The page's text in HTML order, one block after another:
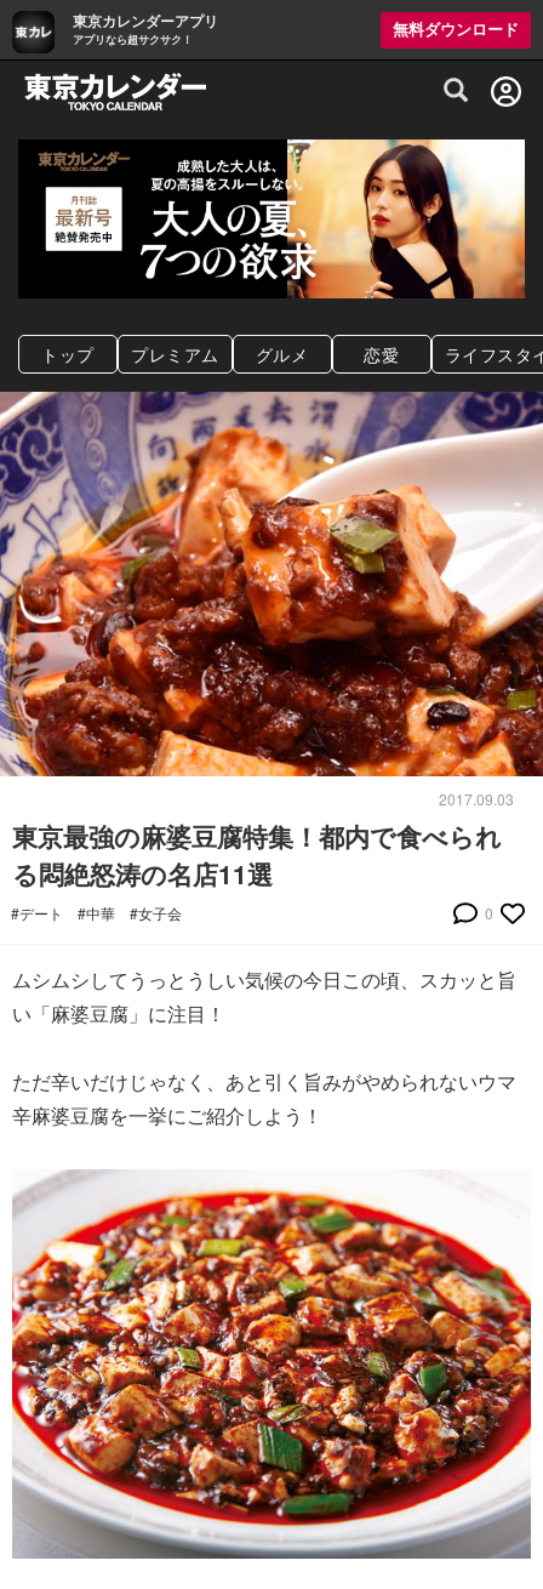
東京カレンダーアプリ
アプリなら超サクサク！
無料ダウンロード
グルメ情報・プレミアムレストラン予約
トップ プレミアム グルメ 恋愛 ライフスタ
2017.09.03
東京最強の麻婆豆腐特集！都内で食べられ
る悶絶怒涛の名店11選
#デート #中華 #女子会 0
ムシムシしてうっとうしい気候の今日この頃、スカッと旨
い「麻婆豆腐」に注目！
ただ辛いだけじゃなく、あと引く旨みがやめられないウマ
辛麻婆豆腐を一挙にご紹介しよう！